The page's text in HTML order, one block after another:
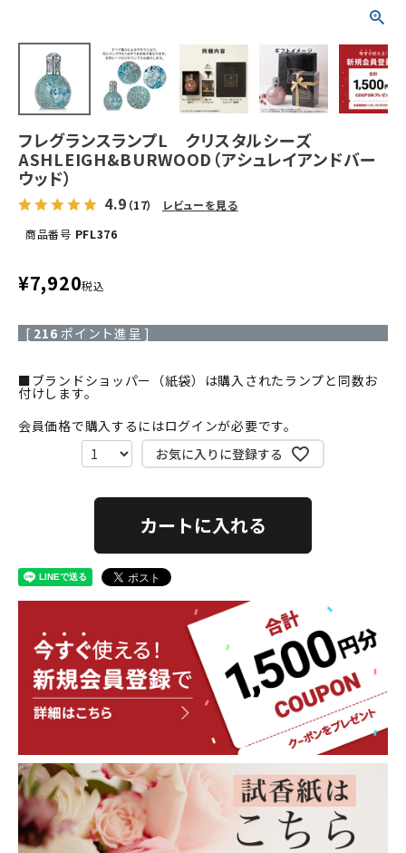
フレグランスランプL クリスタルシーズ
ASHLEIGH&BURWOOD（アシュレイアンドバー
ウッド）
4.9 （17）
レビューを見る
商品番号 PFL376
¥7,920税込
[ 216 ポイント進呈 ]
■ブランドショッパー（紙袋）は購入されたランプと同数お
付けします。
会員価格で購入するにはログインが必要です。
お気に入りに登録する
カートに入れる